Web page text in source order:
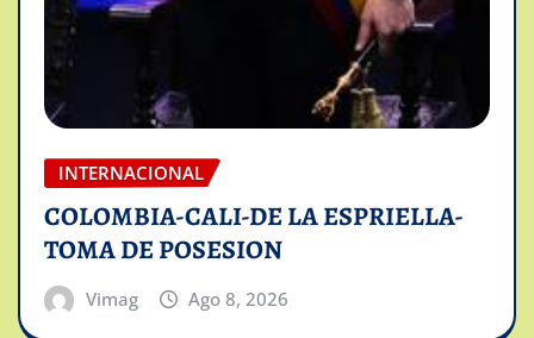
INTERNACIONAL
COLOMBIA-CALI-DE LA ESPRIELLA-
TOMA DE POSESION
Vimag Ago 8, 2026